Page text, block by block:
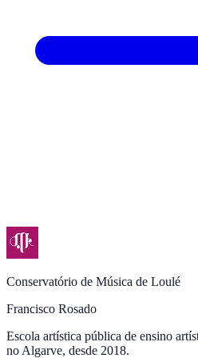
Conservatório de Música de Loulé
Francisco Rosado
Escola artística pública de ensino
no Algarve, desde 2018.